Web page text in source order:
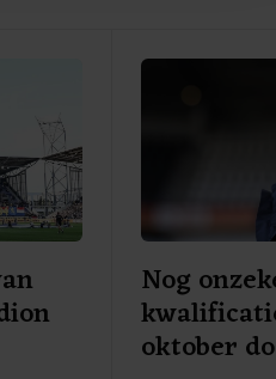
Nog
oktober